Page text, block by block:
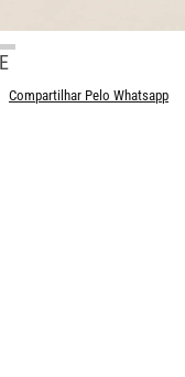
Compartilhar Pelo Whatsapp